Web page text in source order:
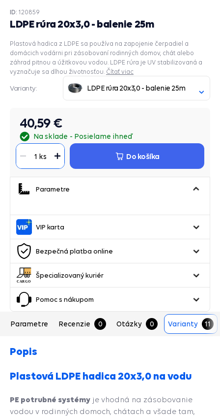
LDPE rúra 20x3,0 - balenie 25m
ID: 120859
Plastová hadica z LDPE sa používa na zapojenie čerpadiel a
domácich vodárni pri zásobovaní rodinných domov, chát alebo
záhrad pitnou a úžitkovou vodou. LDPE rúra je UV stabilizovaná a
vyznačuje sa dlhou životnosťou. Čítať viac
Varianty: LDPE rúra 20x3,0 - balenie 25m
Na sklade Posielame ihneď
40,59 €
1 ks Do košíka
Parametre
VIP karta
Bezpečná platba online
Špecializovaný kuriér
Pomoc s nákupom
Parametre Recenzie 0 Otázky 0 Varianty 11
Popis
Plastová LDPE hadica 20x3,0 na vodu
PE potrubné systémy je vhodná na zásobovanie
vodou v rodinných domoch, chátach a všade tam,